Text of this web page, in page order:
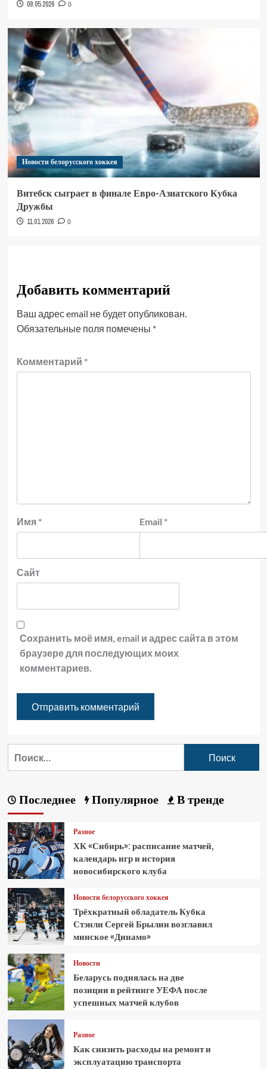
09.05.2026 0
Новости белорусского хоккея
Витебск сыграет в финале Евро-Азиатского Кубка
Дружбы
11.01.2026 0
Добавить комментарий
Ваш адрес email не будет опубликован.
Обязательные поля помечены *
Комментарий *
Имя * Email *
Сайт
Сохранить моё имя, email и адрес сайта в этом
браузере для последующих моих
комментариев.
Последнее Популярное В тренде
Разное
ХК «Сибирь»: расписание матчей,
календарь игр и история
новосибирского клуба
Новости белорусского хоккея
Трёхкратный обладатель Кубка
Стэнли Сергей Брылин возглавил
минское «Динамо»
Новости
Беларусь поднялась на две
позиции в рейтинге УЕФА после
успешных матчей клубов
Разное
Как снизить расходы на ремонт и
эксплуатацию транспорта